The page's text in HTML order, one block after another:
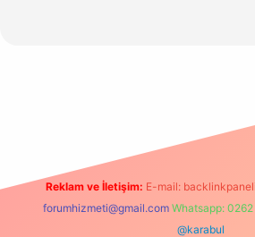
Reklam ve İletişim: E-mail:
forumhizmeti@gmail.com Whatsapp:
@karabul